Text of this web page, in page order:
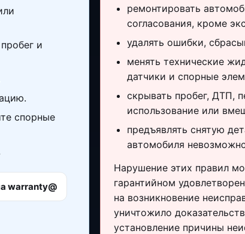
и
спорные
warranty@
ремонтировать
согласования, кроме
удалять ошибки,
менять технические
датчики и спорные
скрывать пробег, ДТП,
использование или
предъявлять снятую
автомобиля
Нарушение этих правил
гарантийном
на возникновение
уничтожило
установление причины